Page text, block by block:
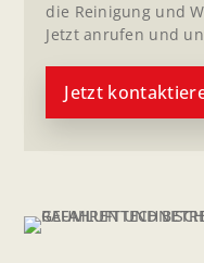
die Reinigung und
Jetzt anrufen und
Jetzt